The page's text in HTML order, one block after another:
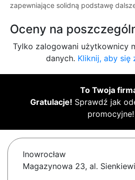
zapewniające solidną podstawę
Oceny na
Tylko zalogowani użytkownicy
danych. Kliknij, aby się
To Twoja
Gratulacje! Sprawdź jak
promocyjne!
Inowrocław
Magazynowa 23, al.